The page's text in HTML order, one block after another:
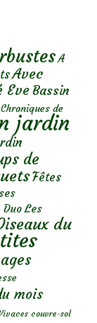
A
Avec
Eve Bassin
Chroniques de
jardin
de
Fêtes
Duo Les
du
mois
couvre-sol